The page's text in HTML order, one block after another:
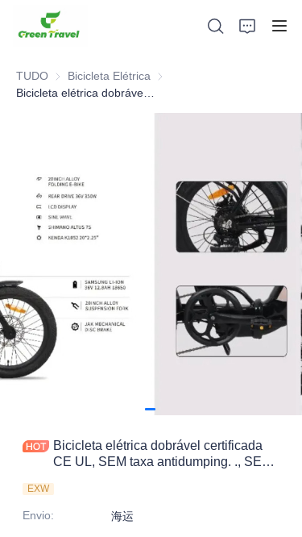
TUDO Bicicleta Elétrica Bicicleta Elétrica
Bicicleta elétrica dobrável certificada
CE UL, SEM taxa antidumping. ., SEM
antidumping., SEM taxa antidumping. .
Economize 83,6%. imposto.
EXW
Envio: 海运
Produtos
Sobre nós
Bases e Processos de Fabricação
Apoiar